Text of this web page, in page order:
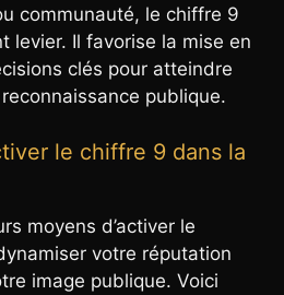
communauté, le chiffre 9
levier. Il favorise la mise en
clés pour atteindre
publique.
le chiffre 9 dans la
moyens d’activer le
votre réputation
image publique. Voici